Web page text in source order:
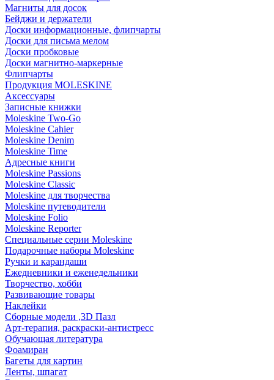
Магниты для досок
Бейджи и держатели
Доски информационные, флипчарты
Доски для письма мелом
Доски пробковые
Доски магнитно-маркерные
Флипчарты
Продукция MOLESKINE
Аксессуары
Записные книжки
Moleskine Two-Go
Moleskine Cahier
Moleskine Denim
Moleskine Time
Адресные книги
Moleskine Passions
Moleskine Classic
Moleskine для творчества
Moleskine путеводители
Moleskine Folio
Moleskine Reporter
Специальные серии Moleskine
Подарочные наборы Moleskine
Ручки и карандаши
Ежедневники и еженедельники
Творчество, хобби
Развивающие товары
Наклейки
Сборные модели ,3D Пазл
Арт-терапия, раскраски-антистресс
Обучающая литература
Фоамиран
Багеты для картин
Ленты, шпагат